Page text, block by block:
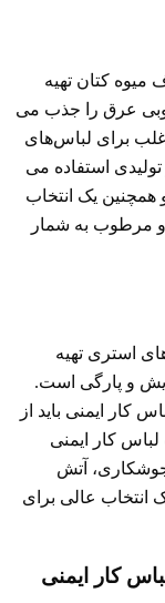
میوه کتان تهیه
عرق را جذب می‌
برای لباس‌های
استفاده می
یک انتخاب
مرطوب به شمار
استری تهیه
و پارگی است.
کار ایمنی باید از
کار ایمنی
آتش
انتخاب عالی برای
کار ایمنی